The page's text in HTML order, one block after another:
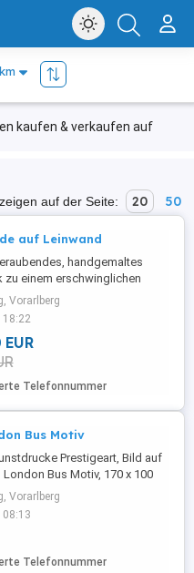
kaufen & verkaufen auf
auf der Seite: 20 50
auf Leinwand
handgemaltes
zu einem erschwinglichen
beeindruckende Gemälde im
ist ein Ölgemälde-Unikat,
lebendigen Linienführung,
Farbbrillanz und einem
Design für eine
sorgt. Die in ...
Vorarlberg
18:22
Telefonnummer
Bus Motiv
Prestigeart, Bild auf
Bus Motiv, 170 x 100
auf stabilen MDF-Spanplatten
angebracht
Vorarlberg
08:13
Telefonnummer